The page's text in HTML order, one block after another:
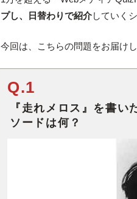
プし、日替わりで紹介していく
今回は、こちらの問題をお届け
Q.1
『走れメロス』を書
ソードは何？